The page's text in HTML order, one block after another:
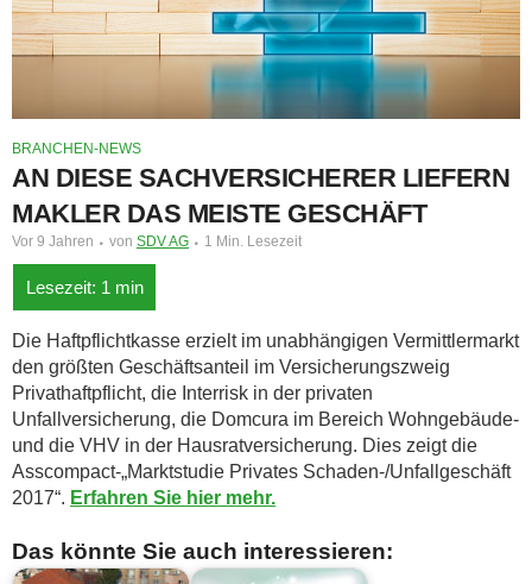
BRANCHEN-NEWS
AN DIESE SACHVERSICHERER LIEFERN
MAKLER DAS MEISTE GESCHÄFT
Vor 9 Jahren von SDV AG 1 Min. Lesezeit
Die Haftpflichtkasse erzielt im unabhängigen Vermittlermarkt
den größten Geschäftsanteil im Versicherungszweig
Privathaftpflicht, die Interrisk in der privaten
Unfallversicherung, die Domcura im Bereich Wohngebäude-
und die VHV in der Hausratversicherung. Dies zeigt die
Asscompact-„Marktstudie Privates Schaden-/Unfallgeschäft
2017“. Erfahren Sie hier mehr.
Das könnte Sie auch interessieren: